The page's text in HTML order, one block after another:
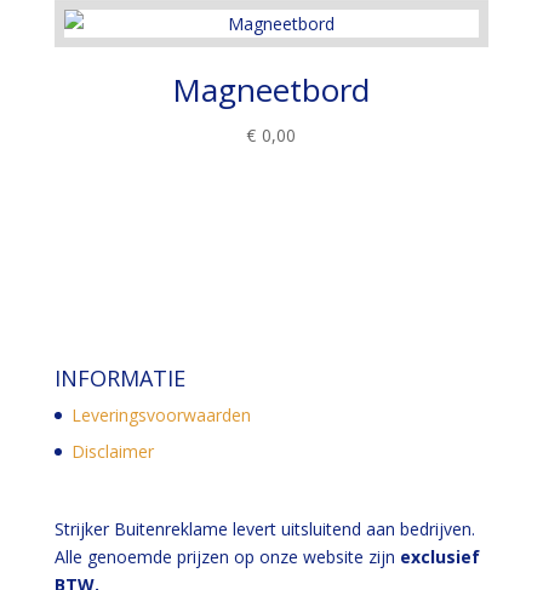
Magneetbord
€ 0,00
INFORMATIE
Leveringsvoorwaarden
Disclaimer
Strijker Buitenreklame levert uitsluitend aan bedrijven.
Alle genoemde prijzen op onze website zijn exclusief
BTW.